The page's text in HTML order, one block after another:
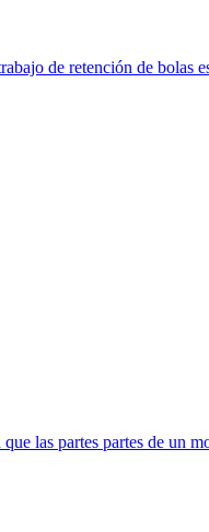
de retención de bolas
las partes partes de